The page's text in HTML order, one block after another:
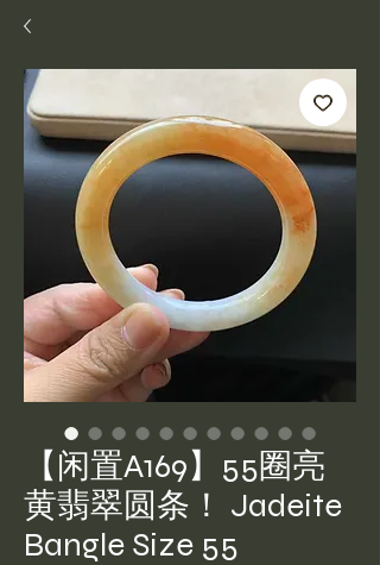
【闲置A169】55圈亮
黄翡翠圆条！ Jadeite
Bangle Size 55